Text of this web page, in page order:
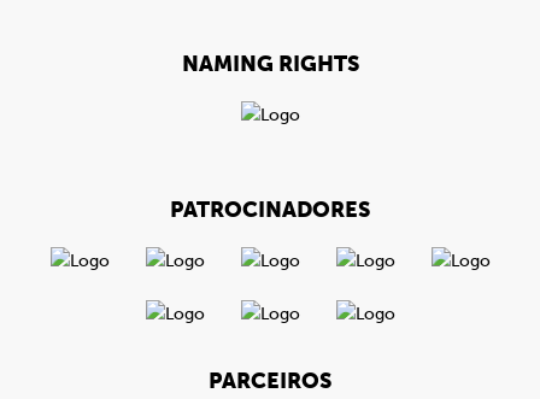
NAMING RIGHTS
PATROCINADORES
PARCEIROS